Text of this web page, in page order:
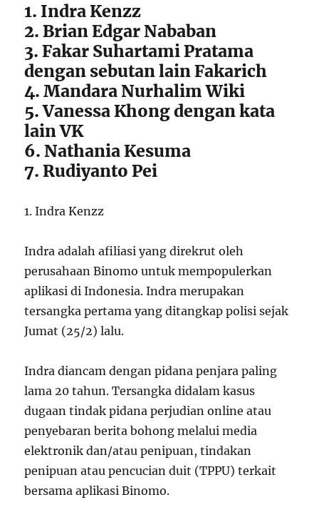
1. Indra Kenzz
2. Brian Edgar Nababan
3. Fakar Suhartami Pratama
dengan sebutan lain Fakarich
4. Mandara Nurhalim Wiki
5. Vanessa Khong dengan kata
lain VK
6. Nathania Kesuma
7. Rudiyanto Pei
1. Indra Kenzz
Indra adalah afiliasi yang direkrut oleh
perusahaan Binomo untuk mempopulerkan
aplikasi di Indonesia. Indra merupakan
tersangka pertama yang ditangkap polisi sejak
Jumat (25/2) lalu.
Indra diancam dengan pidana penjara paling
lama 20 tahun. Tersangka didalam kasus
dugaan tindak pidana perjudian online atau
penyebaran berita bohong melalui media
elektronik dan/atau penipuan, tindakan
penipuan atau pencucian duit (TPPU) terkait
bersama aplikasi Binomo.